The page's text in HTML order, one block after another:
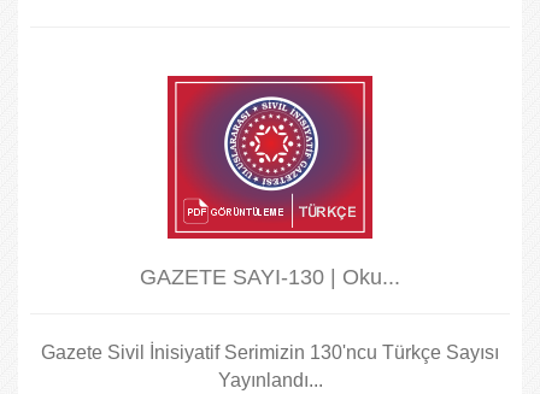
GAZETE SAYI-130 | Oku...
Gazete Sivil İnisiyatif Serimizin 130'ncu Türkçe Sayısı
Yayınlandı...